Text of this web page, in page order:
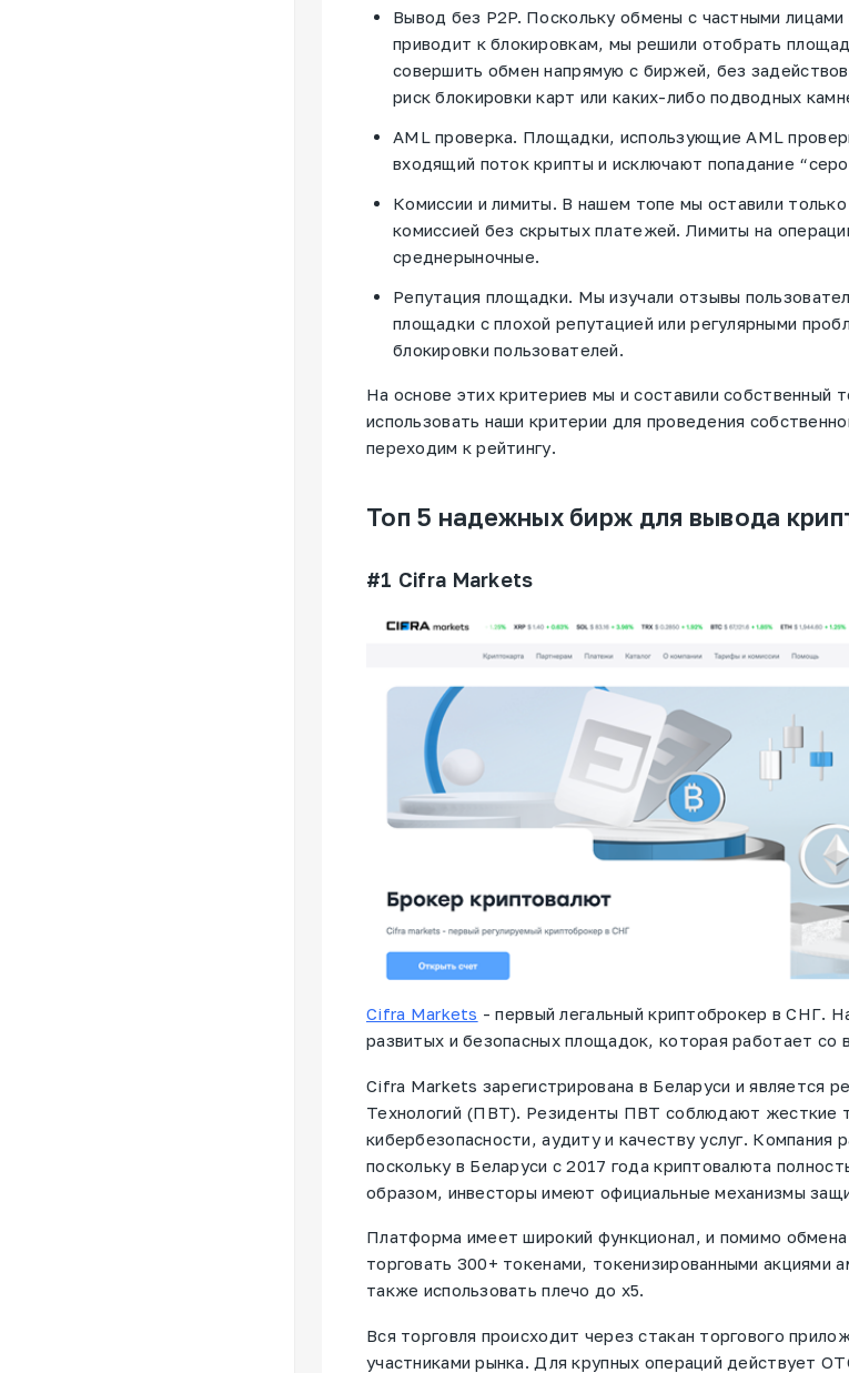
Вывод без P2P. Поскольку обмены с частными лицами
приводит к блокировкам, мы решили отобрать
совершить обмен напрямую с биржей, без
риск блокировки карт или каких-либо подводных
AML проверка. Площадки, использующие AML
входящий поток крипты и исключают попадание
Комиссии и лимиты. В нашем топе мы оставили
комиссией без скрытых платежей. Лимиты на
среднерыночные.
Репутация площадки. Мы изучали отзывы
площадки с плохой репутацией или регулярными
блокировки пользователей.
На основе этих критериев мы и составили собственный
использовать наши критерии для проведения
переходим к рейтингу.
Топ 5 надежных бирж для вывода
#1 Cifra Markets
Cifra Markets - первый легальный криптоброкер в СНГ.
развитых и безопасных площадок, которая работает со
Cifra Markets зарегистрирована в Беларуси и является
Технологий (ПВТ). Резиденты ПВТ соблюдают жесткие
кибербезопасности, аудиту и качеству услуг. Компания
поскольку в Беларуси с 2017 года криптовалюта
образом, инвесторы имеют официальные механизмы
Платформа имеет широкий функционал, и помимо
торговать 300+ токенами, токенизированными акциями
также использовать плечо до х5.
Вся торговля происходит через стакан торгового
участниками рынка. Для крупных операций действует